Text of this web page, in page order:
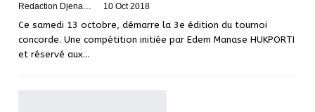
10 Oct 2018
Ce samedi 13 octobre, démarre la 3e édition du tournoi
concorde. Une compétition initiée par Edem Manase HUKPORTI
et réservé aux…